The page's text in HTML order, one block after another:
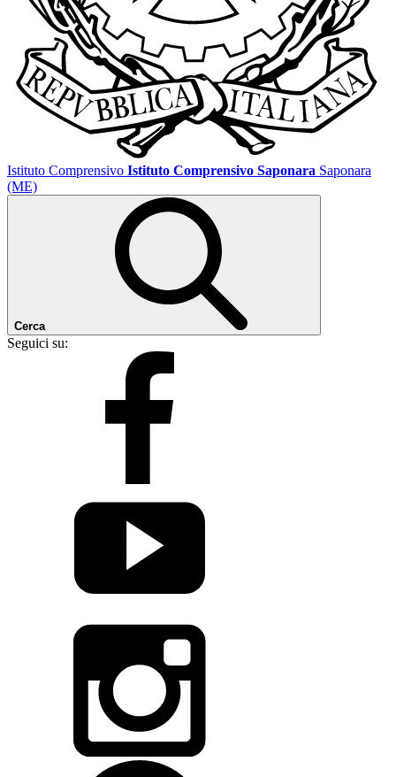
Istituto Comprensivo Istituto Comprensivo Saponara Saponara
(ME)
Cerca
Seguici su: